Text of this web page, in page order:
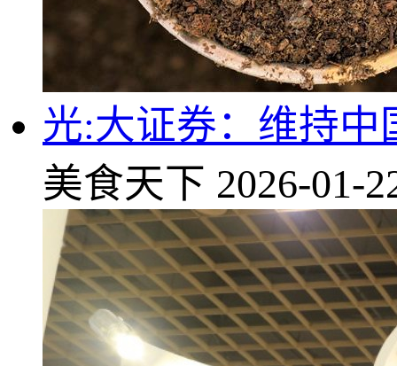
光:大证券：维持中
美食天下 2026-01-